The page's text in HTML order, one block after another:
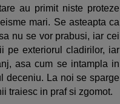
au primit niste proteze
mari. Se asteapta ca
nu se vor prabusi, iar cei
pe exteriorul cladirilor, iar
asa cum se intampla in
deceniu. La noi se sparge
traiesc in praf si zgomot.